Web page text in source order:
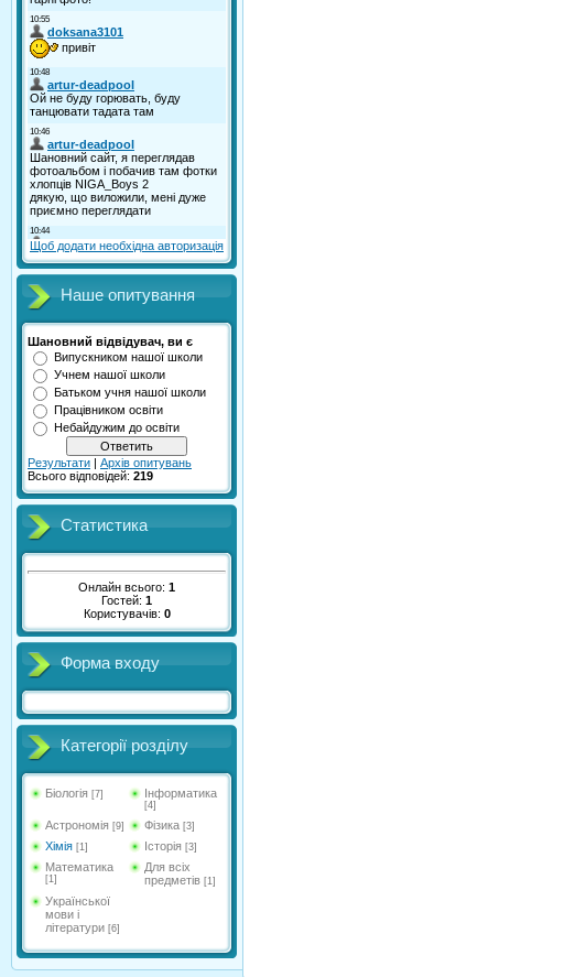
Щоб додати необхідна авторизація
Наше опитування
Шановний відвідувач, ви є
Випускником нашої школи
Учнем нашої школи
Батьком учня нашої школи
Працівником освіти
Небайдужим до освіти
Результати | Архів опитувань
Всього відповідей: 219
Статистика
Онлайн всього: 1
Гостей: 1
Користувачів: 0
Форма входу
Категорії розділу
Біологія [7] Інформатика
[4]
Астрономія [9] Фізика [3]
Хімія [1] Історія [3]
Математика
[1]
Для всіх
предметів [1]
Української
мови і
літератури [6]